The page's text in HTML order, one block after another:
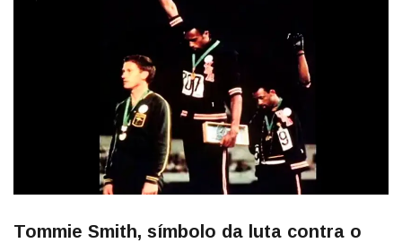
Tommie Smith, símbolo da luta contra o